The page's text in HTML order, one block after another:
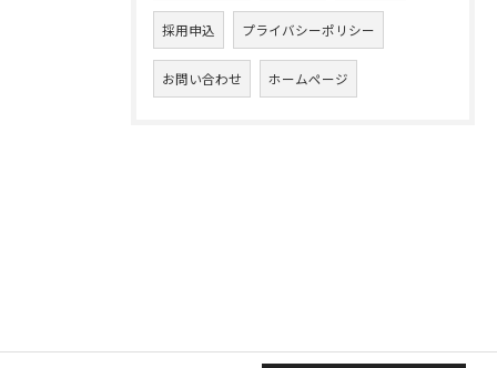
採用申込 プライバシーポリシー
お問い合わせ ホームページ